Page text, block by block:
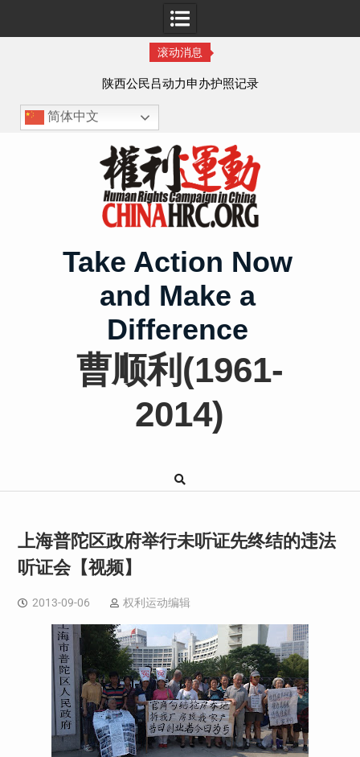
滚动消息
陕西公民吕动力申办护照记录
简体中文
Take Action Now
and Make a
Difference
曹顺利(1961-
2014)
上海普陀区政府举行未听证先终结的违法
听证会【视频】
2013-09-06 权利运动编辑